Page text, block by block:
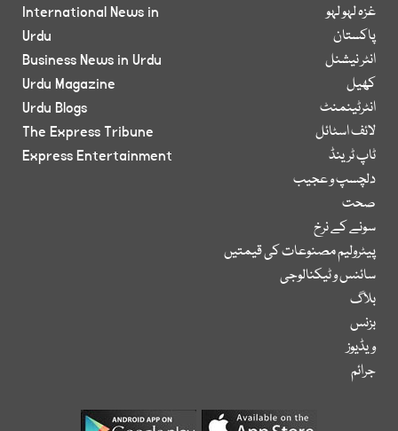
غزہ لہو لہو
پاکستان
انٹر نیشنل
کھیل
انٹرٹینمنٹ
لائف اسٹائل
ٹاپ ٹرینڈ
دلچسپ و عجیب
صحت
سونے کے نرخ
پیٹرولیم مصنوعات کی قیمتیں
سائنس و ٹیکنالوجی
بلاگ
بزنس
ویڈیوز
جرائم
International News in
Urdu
Business News in Urdu
Urdu Magazine
Urdu Blogs
The Express Tribune
Express Entertainment